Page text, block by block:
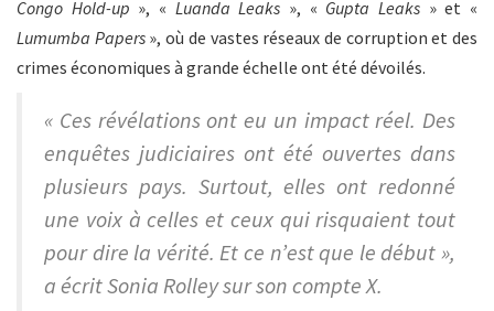
Congo Hold-up », « Luanda Leaks », « Gupta Leaks » et «
Lumumba Papers», où de vastes réseaux de corruption et des
crimes économiques à grande échelle ont été dévoilés.
« Ces révélations ont eu un impact réel. Des
enquêtes judiciaires ont été ouvertes dans
plusieurs pays. Surtout, elles ont redonné
une voix à celles et ceux qui risquaient tout
pour dire la vérité. Et ce n’est que le début »,
a écrit Sonia Rolley sur son compte X.